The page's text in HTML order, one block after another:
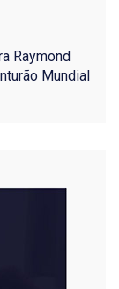
Raymond
Mundial